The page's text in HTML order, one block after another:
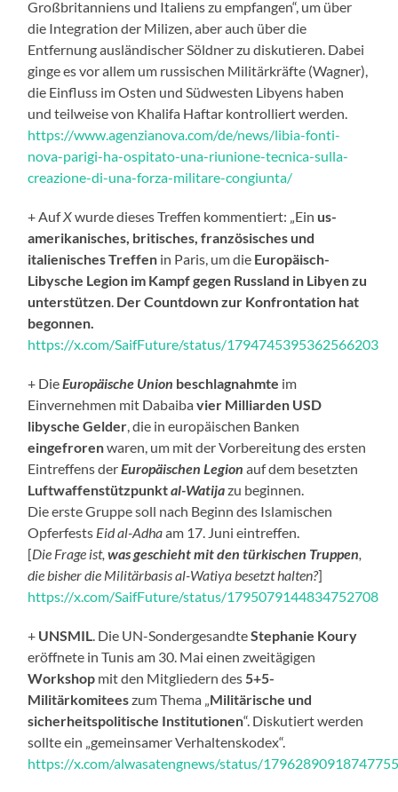
Großbritanniens und Italiens zu empfangen“, um über
die Integration der Milizen, aber auch über die
Entfernung ausländischer Söldner zu diskutieren. Dabei
ginge es vor allem um russischen Militärkräfte (Wagner),
die Einfluss im Osten und Südwesten Libyens haben
und teilweise von Khalifa Haftar kontrolliert werden.
https://www.agenzianova.com/de/news/libia-fonti-
nova-parigi-ha-ospitato-una-riunione-tecnica-sulla-
creazione-di-una-forza-militare-congiunta/
+ AufXwurde dieses Treffen kommentiert: „Ein us-
amerikanisches, britisches, französisches und
italienisches Treffen in Paris, um die Europäisch-
Libysche Legion im Kampf gegen Russland in Libyen zu
unterstützen Der Countdown zur Konfrontation hat
begonnen.
https://x.com/SaifFuture/status/1794745395362566203
+ Die Europäische Union beschlagnahmte im
Einvernehmen mit Dabaibavier Milliarden USD
libysche Gelder , die in europäischen Banken
eingefrorenwaren, um mit der Vorbereitung des ersten
Eintreffens der Europäischen Legion auf dem besetzten
Luftwaffenstützpunktal-Watijazu beginnen.
Die erste Gruppe soll nach Beginn des Islamischen
Opferfests Eid al-Adhaam 17. Juni eintreffen.
[Die Frage ist,was geschieht mit den türkischen Truppen
die bisher die Militärbasis al-Watiya besetzt halten?]
https://x.com/SaifFuture/status/1795079144834752708
+ UNSMIL . Die UN-SondergesandteStephanie Koury
eröffnete in Tunis am 30. Mai einen zweitägigen
Workshop mit den Mitgliedern des 5+5-
Militärkomiteeszum Thema „ Militärische und
sicherheitspolitische Institutionen“. Diskutiert werden
sollte ein „gemeinsamer Verhaltenskodex“.
https://x.com/alwasatengnews/status/